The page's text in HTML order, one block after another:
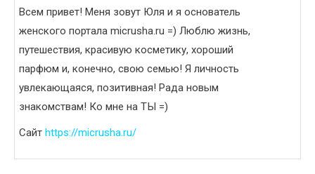
Всем привет! Меня зовут Юля и я основатель
женского портала micrusha.ru =) Люблю жизнь,
путешествия, красивую косметику, хороший
парфюм и, конечно, свою семью! Я личность
увлекающаяся, позитивная! Рада новым
знакомствам! Ко мне на ТЫ =)
Сайт https://micrusha.ru/